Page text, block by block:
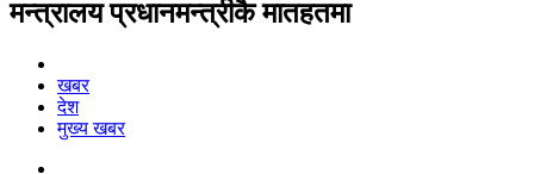
मन्त्रालय प्रधानमन्त्रीकै मातहतमा
खबर
देश
मुख्य खबर